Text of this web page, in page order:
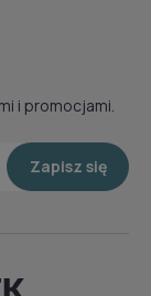
i promocjami.
Zapisz się